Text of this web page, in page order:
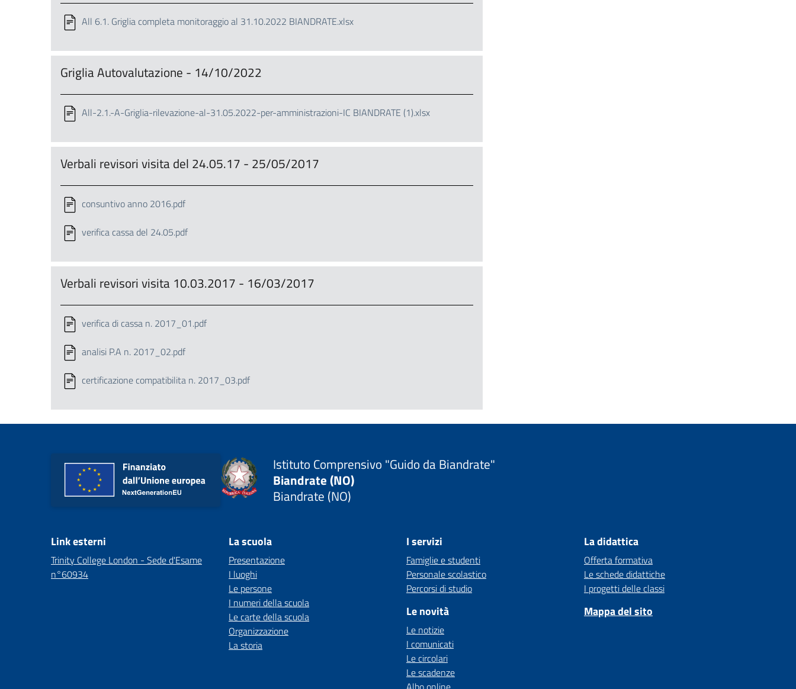
All 6.1. Griglia completa monitoraggio al 31.10.2022 BIANDRATE.xlsx
Griglia Autovalutazione - 14/10/2022
All-2.1.-A-Griglia-rilevazione-al-31.05.2022-per-amministrazioni-IC BIANDRATE (1).xlsx
Verbali revisori visita del 24.05.17 - 25/05/2017
consuntivo anno 2016.pdf
verifica cassa del 24.05.pdf
Verbali revisori visita 10.03.2017 - 16/03/2017
verifica di cassa n. 2017_01.pdf
analisi P.A n. 2017_02.pdf
certificazione compatibilita n. 2017_03.pdf
Istituto Comprensivo "Guido da Biandrate"
Biandrate (NO)
Biandrate (NO)
Link esterni
Trinity College London - Sede d'Esame
n°60934
La scuola
Presentazione
I luoghi
Le persone
I numeri della scuola
Le carte della scuola
Organizzazione
La storia
I servizi
Famiglie e studenti
Personale scolastico
Percorsi di studio
Le novità
Le notizie
I comunicati
Le circolari
Le scadenze
La didattica
Offerta formativa
Le schede didattiche
I progetti delle classi
Mappa del sito